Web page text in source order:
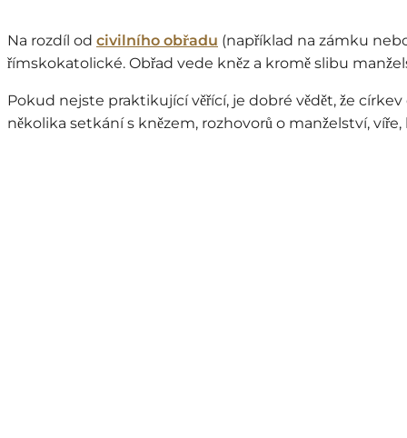
Na rozdíl od civilního obřadu (například na zámku
římskokatolické. Obřad vede kněz a kromě slibu
Pokud nejste praktikující věřící, je dobré vědět, že
několika setkání s knězem, rozhovorů o manželství,